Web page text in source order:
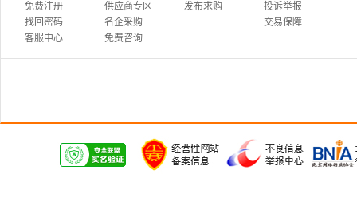
免费注册
找回密码
客服中心
供应商专区
名企采购
免费咨询
发布求购
投诉举报
交易保障